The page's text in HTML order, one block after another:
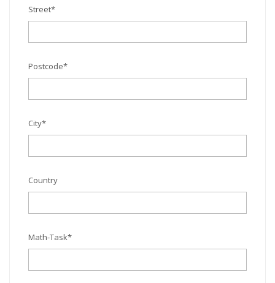
Street*
Postcode*
City*
Country
Math-Task*